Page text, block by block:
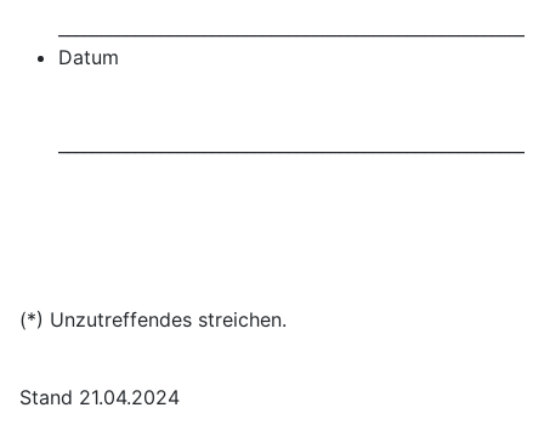
Datum
(*) Unzutreffendes streichen.
Stand 21.04.2024